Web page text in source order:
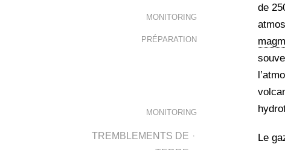
de
Le
MONITORING
PRÉPARATION
MONITORING
TREMBLEMENTS DE